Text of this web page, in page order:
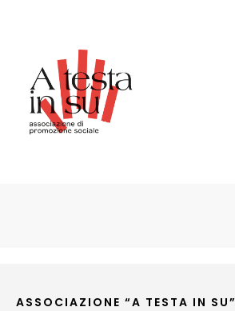
ASSOCIAZIONE “A TESTA IN SU”